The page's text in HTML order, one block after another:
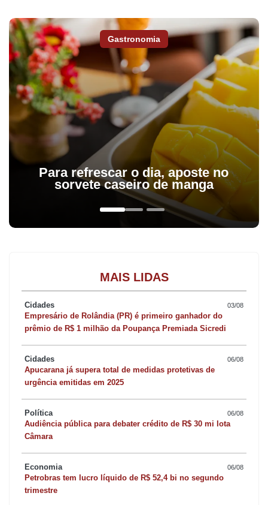
Gastronomia
Para refrescar o dia, aposte no
sorvete caseiro de manga
MAIS LIDAS
Cidades 03/08
Empresário de Rolândia (PR) é primeiro ganhador do
prêmio de R$ 1 milhão da Poupança Premiada Sicredi
Cidades 06/08
Apucarana já supera total de medidas protetivas de
urgência emitidas em 2025
Política 06/08
Audiência pública para debater crédito de R$ 30 mi lota
Câmara
Economia 06/08
Petrobras tem lucro líquido de R$ 52,4 bi no segundo
trimestre